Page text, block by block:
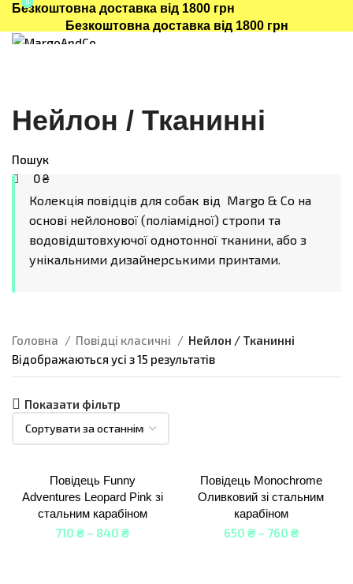
Безкоштовна доставка від 1800 грн
Безкоштовна доставка від 1800 грн
Меню
Пошук
0₴
Нейлон / Тканинні
Колекція повідців для собак від Margo & Co на
основі нейлонової (поліамідної) стропи та
водовідштовхуючої однотонної тканини, або з
унікальними дизайнерськими принтами.
Головна Повідці класичні
Нейлон / Тканинні
Відображаються усі з 15 результатів
Показати фільтр
Повідець Funny
Adventures Leopard Pink зі
стальним карабіном
710 ₴ – 840 ₴
Повідець Monochrome
Оливковий зі стальним
карабіном
650 ₴– 760 ₴
Waterproof
Active Dog
Нейлон /
Тканинні
Повідці-
Трансформери
Нейлон /
Тканинні
Waterproof Active
шлеї
Monochrome
тканинні)
Funny
Adventures ( з
Active Dog